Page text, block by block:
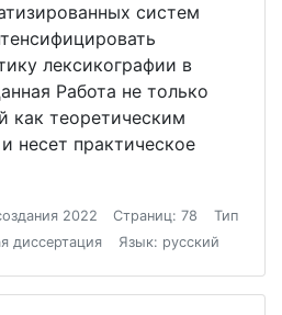
систем
лексикографии в
Работа не только
как теоретическим
несет практическое
2022 Страниц: 78
Тип
диссертация
Язык: русский